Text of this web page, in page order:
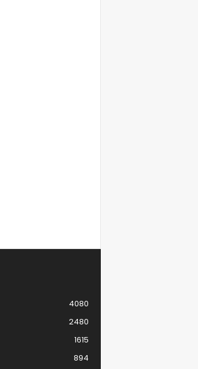
4080
2480
1615
894